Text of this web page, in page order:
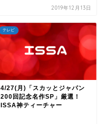
2019年12月13日
テレビ
4/27(月)「スカッとジャパン
200回記念名作SP」厳選！
ISSA神ティーチャー